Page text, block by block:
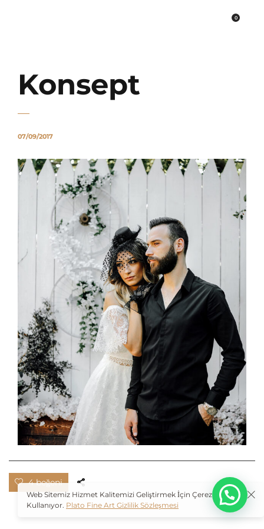
0
Konsept
07/09/2017
4 beğeni
Web Sitemiz Hizmet Kalitemizi Geliştirmek İçin Çerezleri
Kullanıyor. Plato Fine Art Gizlilik Sözleşmesi